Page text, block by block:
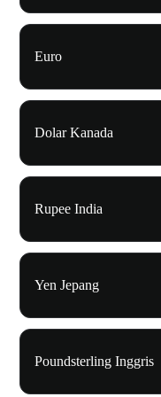
Euro
Dolar Kanada
Rupee India
Yen Jepang
Poundsterling Inggris